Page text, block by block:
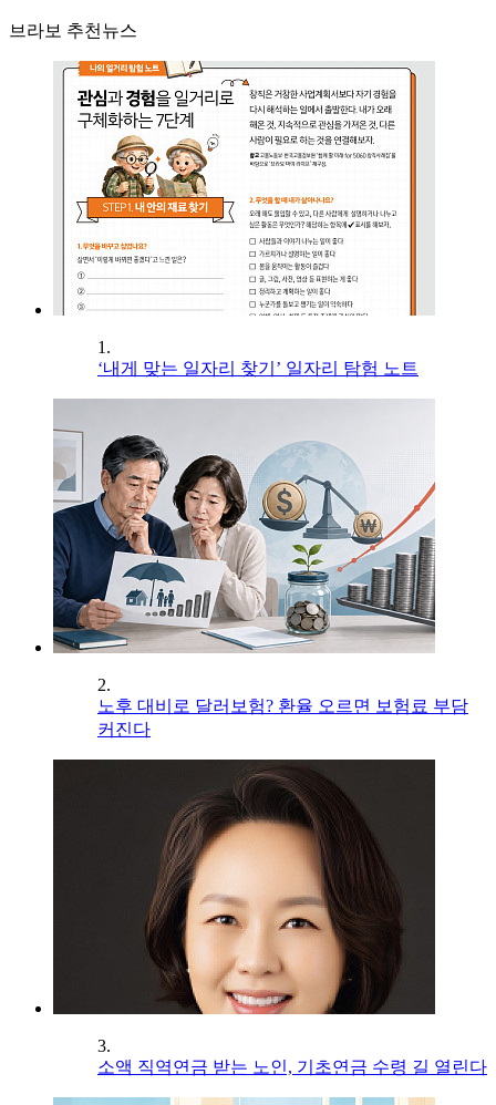
브라보 추천뉴스
1.
‘내게 맞는 일자리 찾기’ 일자리 탐험 노트
2.
노후 대비로 달러보험? 환율 오르면 보험료 부담
커진다
3.
소액 직역연금 받는 노인, 기초연금 수령 길 열린다